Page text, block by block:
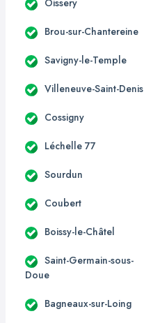
Brou-sur-Chantereine
Savigny-le-Temple
Villeneuve-Saint-Denis
Cossigny
Léchelle 77
Sourdun
Coubert
Boissy-le-Châtel
Saint-Germain-sous-
Doue
Bagneaux-sur-Loing